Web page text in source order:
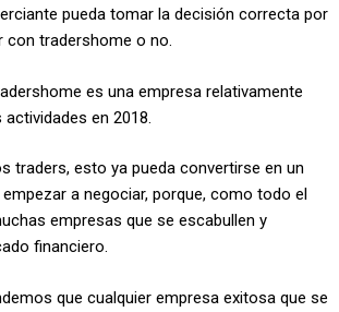
pueda tomar la decisión correcta por
con tradershome o no.
es una empresa relativamente
en 2018.
traders, esto ya pueda convertirse en un
a negociar, porque, como todo el
empresas que se escabullen y
financiero.
que cualquier empresa exitosa que se